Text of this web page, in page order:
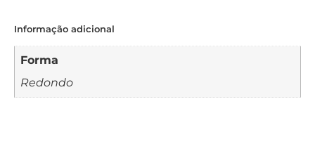
Informação adicional
Forma
Redondo